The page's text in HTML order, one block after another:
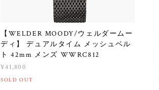
【WELDER MOODY/ウェルダームー
ディ】 デュアルタイム メッシュベル
ト 42mm メンズ WWRC812
¥41,800
SOLD OUT